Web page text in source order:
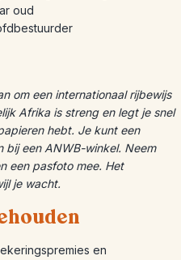
oud
om een internationaal rijbewijs
Afrika is streng en legt je snel
hebt. Je kunt een
bij een ANWB-winkel. Neem
een pasfoto mee. Het
je wacht.
en